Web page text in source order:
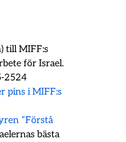
till MIFF:s
för Israel.
2524
pins i MIFF:s
”Förstå
bästa